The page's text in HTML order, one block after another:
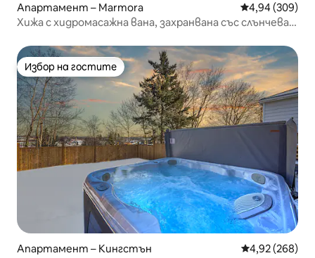
Апартамент – Marmora Средна
4,94 (309)
Хижа с хидромасажна вана, захранвана със слънчева
Избор на гостите
Избор на гостите
Апартамент – Кингстън Средна
4,92 (268)